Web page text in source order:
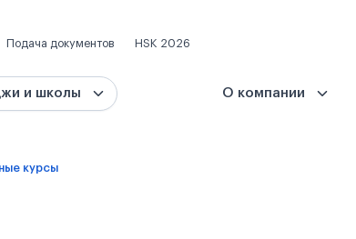
Подача документов HSK 2026
и школы О компании
курсы